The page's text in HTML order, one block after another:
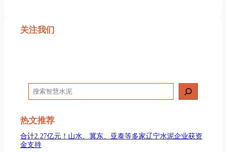
关注我们
搜
索
热文推荐
合计2.27亿元！山水、冀东、亚泰等多家辽宁水泥企业获资
金支持